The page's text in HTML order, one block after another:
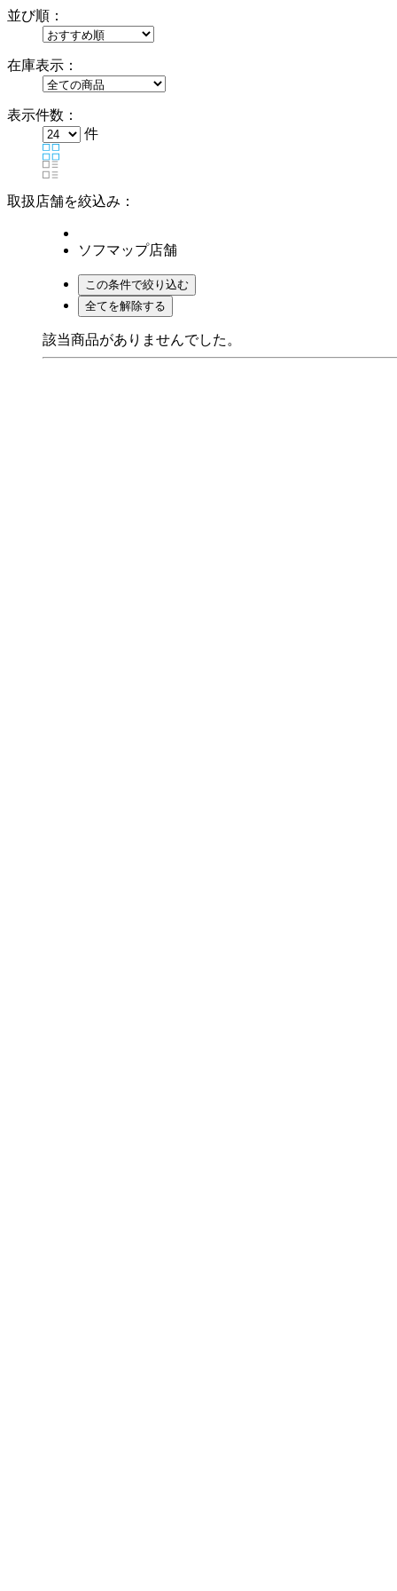
並び順：
在庫表示：
表示件数：
件
取扱店舗を絞込み：
ソフマップ店舗
該当商品がありませんでした。